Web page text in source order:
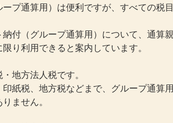
ープ通算用）は便利ですが、すべての税
納付（グループ通算用）について、通算
り利用できると案内しています。
地方法人税です。
紙税、地方税などまで、グループ通算
ません。